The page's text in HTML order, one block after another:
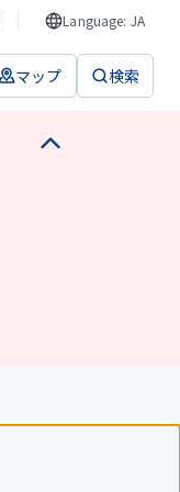
Language: JA
マップ 検索